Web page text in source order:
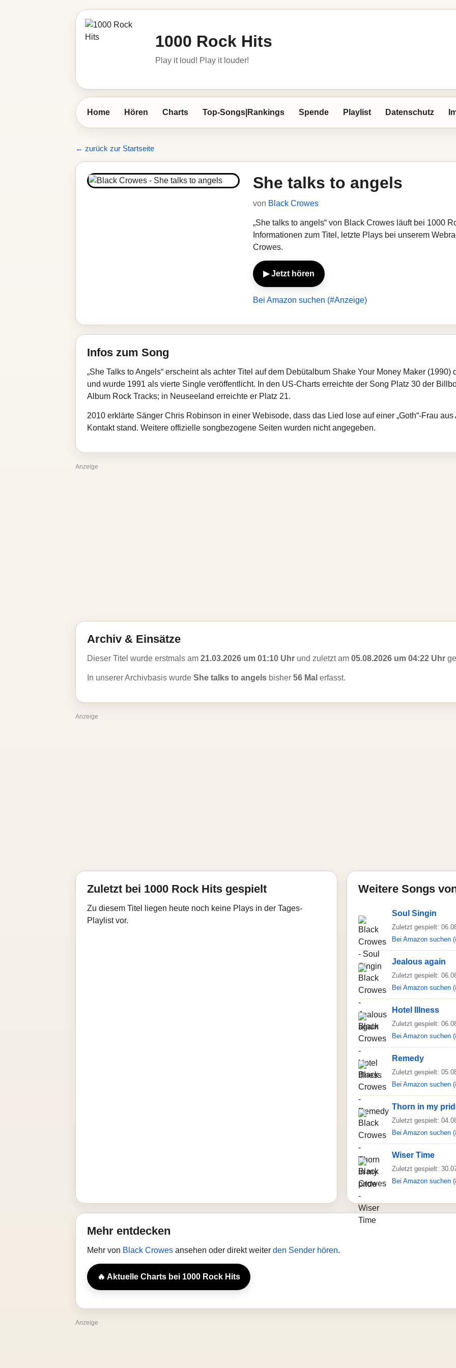
1000 Rock Hits
Play it loud! Play it louder!
Home Hören Charts Top-Songs|Rankings Spende Playlist Datenschutz
← zurück zur Startseite
She talks to angels
von Black Crowes
„She talks to angels“ von Black Crowes läuft bei 1000
Informationen zum Titel, letzte Plays bei unserem
Crowes.
▶ Jetzt hören
Bei Amazon suchen (#Anzeige)
Infos zum Song
„She Talks to Angels“ erscheint als achter Titel auf dem Debütalbum Shake Your Money Maker
und wurde 1991 als vierte Single veröffentlicht. In den US-Charts erreichte der Song Platz 30 der
Album Rock Tracks; in Neuseeland erreichte er Platz 21.
2010 erklärte Sänger Chris Robinson in einer Webisode, dass das Lied lose auf einer „Goth“-Frau
Kontakt stand. Weitere offizielle songbezogene Seiten wurden nicht angegeben.
Anzeige
Archiv & Einsätze
Dieser Titel wurde erstmals am 21.03.2026 um 01:10 Uhr und zuletzt am 05.08.2026 um 04:22 Uhr
In unserer Archivbasis wurde She talks to angels bisher 56 Mal erfasst.
Anzeige
Zuletzt bei 1000 Rock Hits gespielt
Zu diesem Titel liegen heute noch keine Plays in der Tages-
Playlist vor.
Weitere Songs
Soul Singin
Zuletzt gespielt:
Bei Amazon suchen
Jealous again
Zuletzt gespielt:
Bei Amazon suchen
Hotel Illness
Zuletzt gespielt:
Bei Amazon suchen
Remedy
Zuletzt gespielt:
Bei Amazon suchen
Thorn in my
Zuletzt gespielt:
Bei Amazon suchen
Wiser Time
Zuletzt gespielt:
Bei Amazon suchen
Mehr entdecken
Mehr von Black Crowes ansehen oder direkt weiter den Sender hören.
🔥 Aktuelle Charts bei 1000 Rock Hits
Anzeige